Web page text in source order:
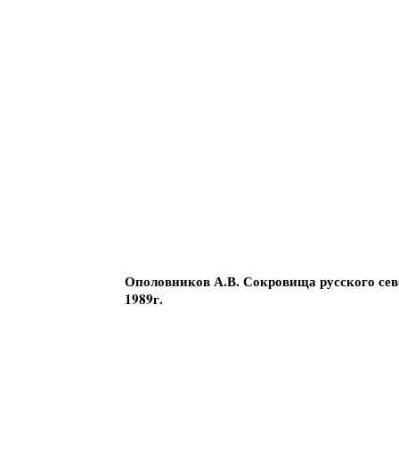
Ополовников А.В. Сокровища русского
1989г.